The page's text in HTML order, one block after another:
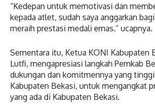
“Kedepan untuk memotivasi dan
kepada atlet, sudah saya anggarkan
meraih prestasi medali emas.” ucapnya.
Sementara itu, Ketua KONI Kabupaten
Lutfi, mengapresiasi langkah Pemkab
dukungan dan komitmennya yang
Kabupaten Bekasi, untuk mengangkat
yang ada di Kabupaten Bekasi.